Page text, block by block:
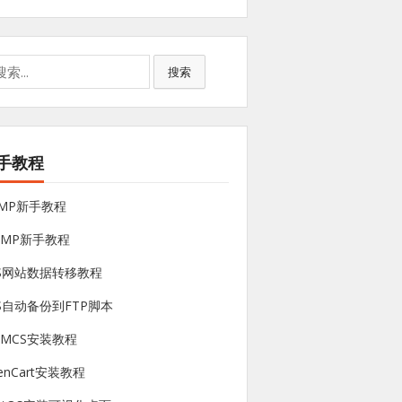
搜索
教程
新手教程
新手教程
网站数据转移教程
自动备份到FTP脚本
安装教程
安装教程